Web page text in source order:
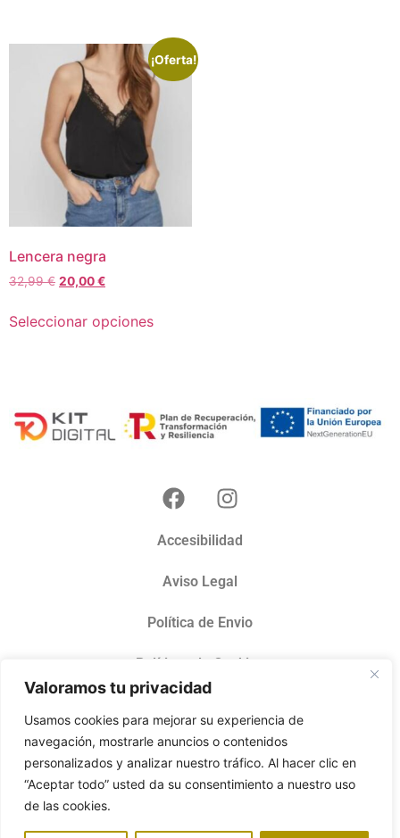
Valoramos tu privacidad
Usamos cookies para mejorar su experiencia de
navegación, mostrarle anuncios o contenidos
personalizados y analizar nuestro tráfico. Al hacer clic en
“Aceptar todo” usted da su consentimiento a nuestro uso
de las cookies.
¡Oferta!
Lencera negra
32,99€ 20,00€
Seleccionar opciones
Accesibilidad
Aviso Legal
Política de Envio
Políticas de Cookies
Terminos del servicio
janireduranmolina@gmail.com
Calle Villar y Villate Kalea, 8, 48910 Sestao, Bizkaia